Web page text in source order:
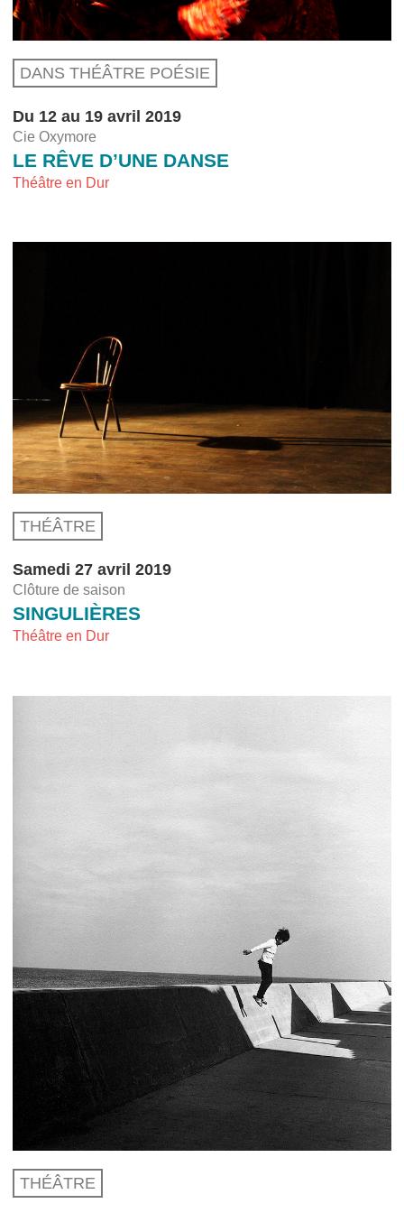
DANS THÉÂTRE POÉSIE
Du 12 au 19 avril 2019
Cie Oxymore
LE RÊVE D’UNE DANSE
Théâtre en Dur
THÉÂTRE
Samedi 27 avril 2019
Clôture de saison
SINGULIÈRES
Théâtre en Dur
THÉÂTRE